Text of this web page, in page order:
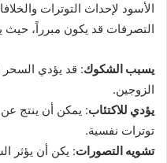
الأسود لإحداث التوترات
التصرفات قد يكون مبرراً، حيث
يسبب الشكوك: قد يؤدي السحر
الزوجين.
يؤدي للاكتئاب: يمكن أن ينتج عن
توترات نفسية.
تشويه التصورات: يكن أن يؤثر